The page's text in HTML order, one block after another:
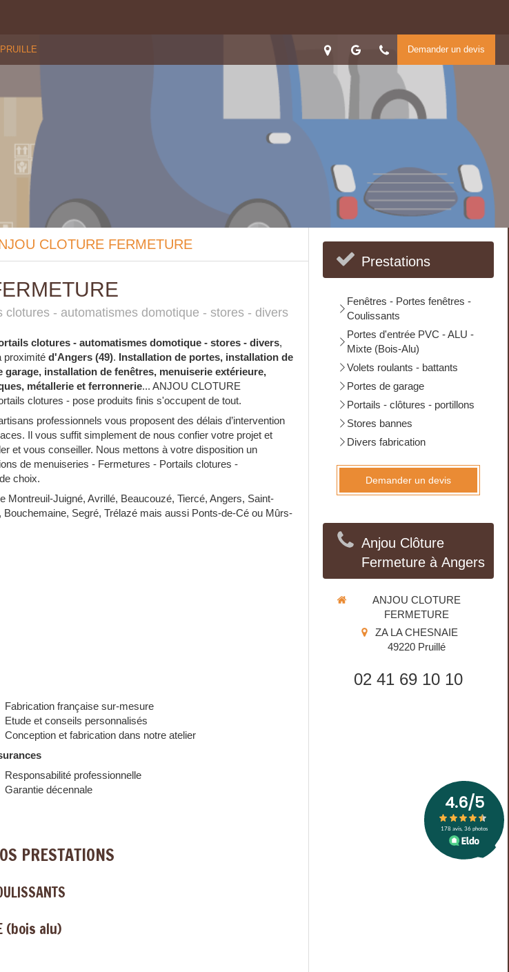
Demander un devis
CLOTURE FERMETURE
- automatismes domotique - stores - divers
clotures - automatismes domotique - stores - divers,
proximité d'Angers (49). Installation de portes, installation de
installation de fenêtres, menuiserie extérieure,
métallerie et ferronnerie... ANJOU CLOTURE
clotures - pose produits finis s'occupent de tout.
professionnels vous proposent des délais d’intervention
Il vous suffit simplement de nous confier votre projet et
et vous conseiller. Nous mettons à votre disposition un
de menuiseries - Fermetures - Portails clotures -
choix.
Montreuil-Juigné, Avrillé, Beaucouzé, Tiercé, Angers, Saint-
Segré, Trélazé mais aussi Ponts-de-Cé ou Mûrs-
Fabrication française sur-mesure
Etude et conseils personnalisés
Conception et fabrication dans notre atelier
Responsabilité professionnelle
Garantie décennale
PRESTATIONS
(bois alu)
Prestations
Fenêtres - Portes fenêtres -
Coulissants
Portes d'entrée PVC - ALU -
Mixte (Bois-Alu)
Volets roulants - battants
Portes de garage
Portails - clôtures - portillons
Stores bannes
Divers fabrication
Demander un devis
Anjou Clôture
Fermeture à Angers
ANJOU CLOTURE
FERMETURE
ZA LA CHESNAIE
49220 Pruillé
02 41 69 10 10